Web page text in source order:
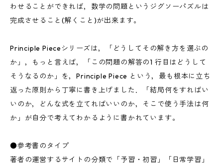
わせることができれば，数学の問題というジグソーパズルは
完成させること(解くこと)が出来ます。
Principle Pieceシリーズは，「どうしてその解き方を選ぶの
か」，もっと言えば，「この問題の解答の1 行目はどうして
そうなるのか」を，Principle Piece という，最も根本に立ち
返った原則から丁寧に書き上げました．「結局何をすればい
いのか，どんな式を立てればいいのか，そこで使う手法は何
か」が自分で考えてわかるように書かれています。
●参考書のタイプ
著者の運営するサイトの分類で「予習・初習」「日常学習」